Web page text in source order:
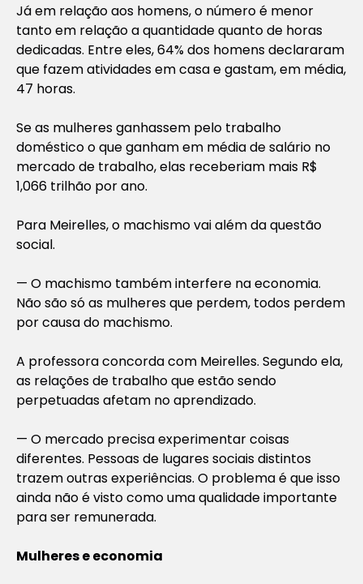
Já em relação aos homens, o número é menor
tanto em relação a quantidade quanto de horas
dedicadas. Entre eles, 64% dos homens declararam
que fazem atividades em casa e gastam, em média,
47 horas.
Se as mulheres ganhassem pelo trabalho
doméstico o que ganham em média de salário no
mercado de trabalho, elas receberiam mais R$
1,066 trilhão por ano.
Para Meirelles, o machismo vai além da questão
social.
— O machismo também interfere na economia.
Não são só as mulheres que perdem, todos perdem
por causa do machismo.
A professora concorda com Meirelles. Segundo ela,
as relações de trabalho que estão sendo
perpetuadas afetam no aprendizado.
— O mercado precisa experimentar coisas
diferentes. Pessoas de lugares sociais distintos
trazem outras experiências. O problema é que isso
ainda não é visto como uma qualidade importante
para ser remunerada.
Mulheres e economia